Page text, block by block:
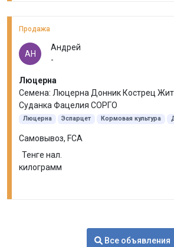
Продажа
АН
Андрей
-
Люцерна
Семена: Люцерна Донник Кострец
Суданка Фацелия СОРГО
Люцерна Эспарцет Кормовая культура
Самовывоз, FCA
Тенге нал.
килограмм
Все объявления